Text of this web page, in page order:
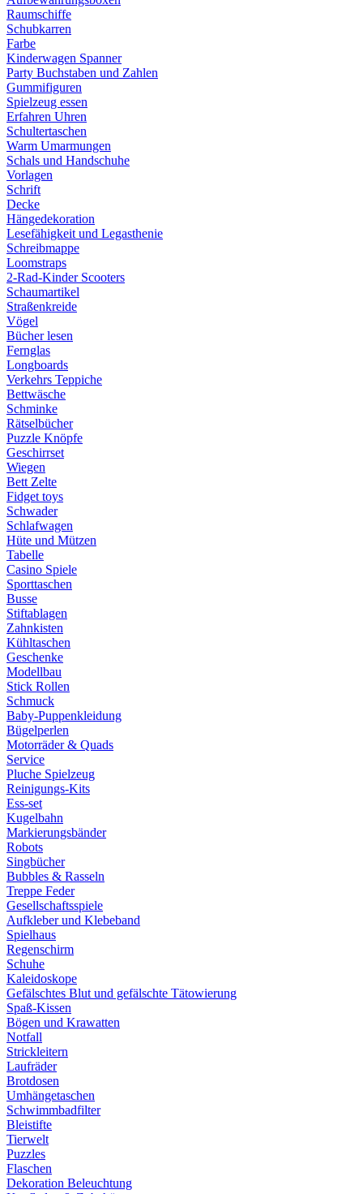
Raumschiffe
Schubkarren
Farbe
Kinderwagen Spanner
Party Buchstaben und Zahlen
Gummifiguren
Spielzeug essen
Erfahren Uhren
Schultertaschen
Warm Umarmungen
Schals und Handschuhe
Vorlagen
Schrift
Decke
Hängedekoration
Lesefähigkeit und Legasthenie
Schreibmappe
Loomstraps
2-Rad-Kinder Scooters
Schaumartikel
Straßenkreide
Vögel
Bücher lesen
Fernglas
Longboards
Verkehrs Teppiche
Bettwäsche
Schminke
Rätselbücher
Puzzle Knöpfe
Geschirrset
Wiegen
Bett Zelte
Fidget toys
Schwader
Schlafwagen
Hüte und Mützen
Tabelle
Casino Spiele
Sporttaschen
Busse
Stiftablagen
Zahnkisten
Kühltaschen
Geschenke
Modellbau
Stick Rollen
Schmuck
Baby-Puppenkleidung
Bügelperlen
Motorräder & Quads
Service
Pluche Spielzeug
Reinigungs-Kits
Ess-set
Kugelbahn
Markierungsbänder
Robots
Singbücher
Bubbles & Rasseln
Treppe Feder
Gesellschaftsspiele
Aufkleber und Klebeband
Spielhaus
Regenschirm
Schuhe
Kaleidoskope
Gefälschtes Blut und gefälschte Tätowierung
Spaß-Kissen
Bögen und Krawatten
Notfall
Strickleitern
Laufräder
Brotdosen
Umhängetaschen
Schwimmbadfilter
Bleistifte
Tierwelt
Puzzles
Flaschen
Dekoration Beleuchtung